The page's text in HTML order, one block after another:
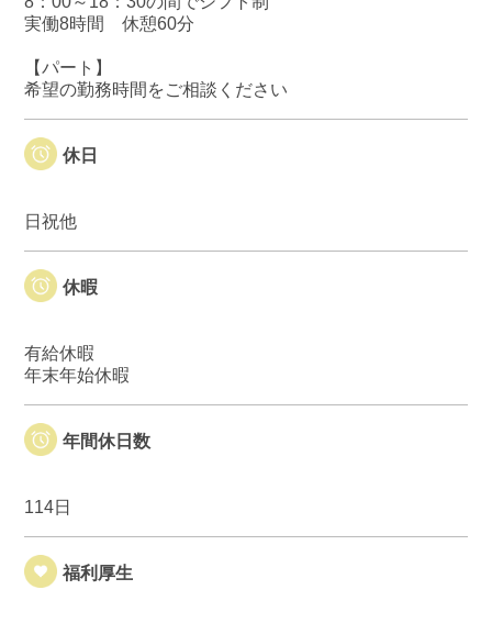
実働8時間 休憩60分
【パート】
希望の勤務時間をご相談ください
休日
日祝他
休暇
有給休暇
年末年始休暇
年間休日数
114日
福利厚生